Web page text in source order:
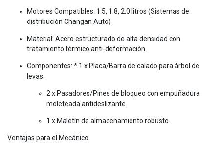
Motores Compatibles: 1.5, 1.8, 2.0 litros (Sistemas de
distribución Changan Auto)
Material: Acero estructurado de alta densidad con
tratamiento térmico anti-deformación.
Componentes: * 1 x Placa/Barra de calado para árbol de
levas.
2 x Pasadores/Pines de bloqueo con empuñadura
moleteada antideslizante.
1 x Maletín de almacenamiento robusto.
Ventajas para el Mecánico